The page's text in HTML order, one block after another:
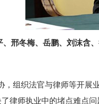
、邢冬梅、岳鹏、刘沫含
组织法官与律师等开展业
律师执业中的堵点难点